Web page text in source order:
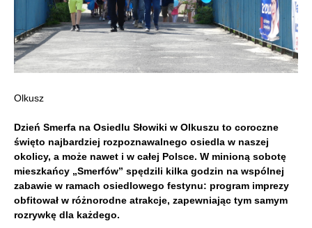
Olkusz
Dzień Smerfa na Osiedlu Słowiki w Olkuszu to coroczne
święto najbardziej rozpoznawalnego osiedla w naszej
okolicy, a może nawet i w całej Polsce. W minioną sobotę
mieszkańcy „Smerfów” spędzili kilka godzin na wspólnej
zabawie w ramach osiedlowego festynu: program imprezy
obfitował w różnorodne atrakcje, zapewniając tym samym
rozrywkę dla każdego.